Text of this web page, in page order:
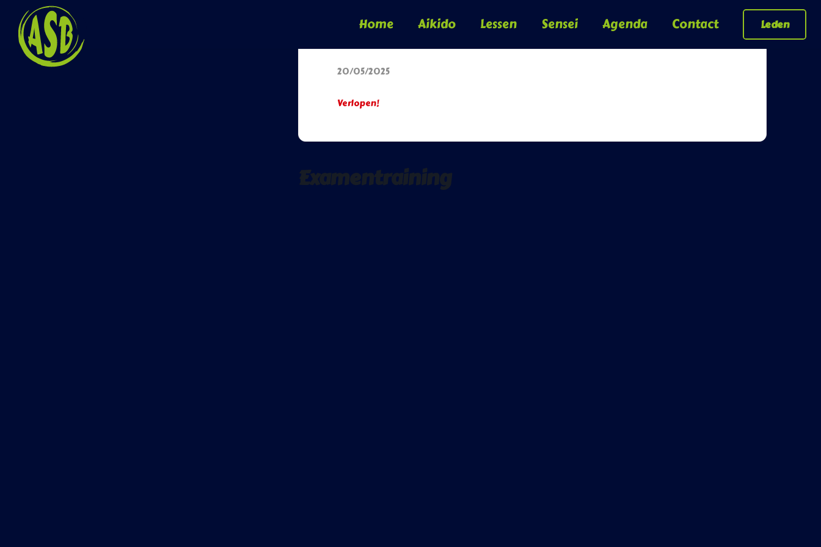
Home Aikido Lessen Sensei Agenda Contact
Leden
20/05/2025
Verlopen!